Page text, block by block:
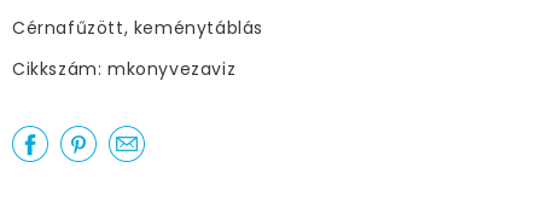
Cérnafűzött, keménytáblás
Cikkszám: mkonyvezaviz